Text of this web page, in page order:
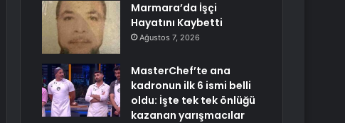
Marmara’da İşçi
Hayatını Kaybetti
Ağustos 7, 2026
MasterChef’te ana
kadronun ilk 6 ismi belli
oldu: İşte tek tek önlüğü
kazanan yarışmacılar